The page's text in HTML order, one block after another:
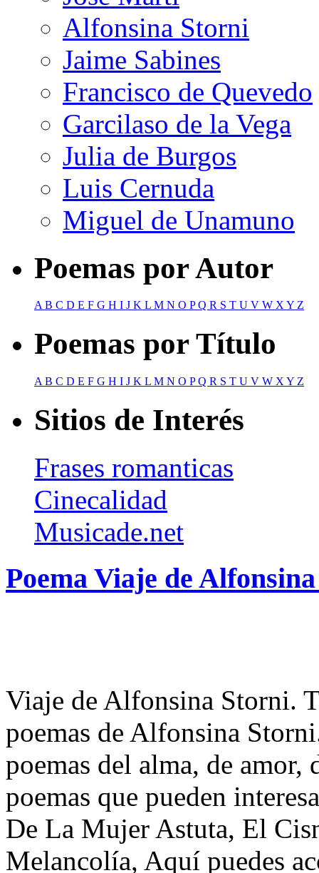
Alfonsina Storni
Jaime Sabines
Francisco de Quevedo
Garcilaso de la Vega
Julia de Burgos
Luis Cernuda
Miguel de Unamuno
Poemas por Autor
AB C D E F G H I J K L M N O PQ R S T U V W XY Z
Poemas por Título
A B C D E F G H I J K L M N O PQ R S T U V W X Y Z
Sitios de Interés
Frases romanticas
Cinecalidad
Musicade.net
Poema Viaje de
Viaje de Alfonsina Storni.
poemas de Alfonsina
poemas del alma, de
poemas que pueden
De La Mujer Astuta, El
Melancolía, Aquí puedes